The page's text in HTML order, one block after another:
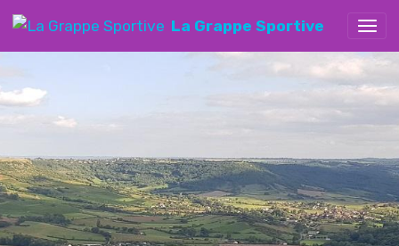
La Grappe Sportive